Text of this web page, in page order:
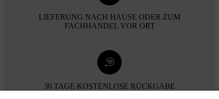
LIEFERUNG NACH HAUSE ODER ZUM
FACHHANDEL VOR ORT
30 TAGE KOSTENLOSE RÜCKGABE